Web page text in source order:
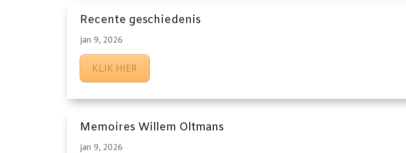
Recente geschiedenis
jan 9, 2026
KLIK HIER
Memoires Willem Oltmans
jan 9, 2026